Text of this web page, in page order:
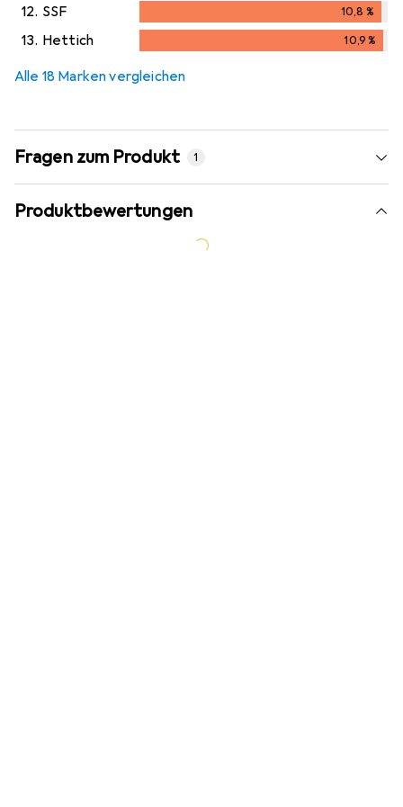
12. SSF 10,8 %
10,8%
13. Hettich 10,9%
Alle 18 Marken vergleichen
Fragen zum Produkt 1
Produktbewertungen